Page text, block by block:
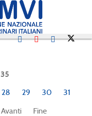
28 29 30
31
Avanti Fine